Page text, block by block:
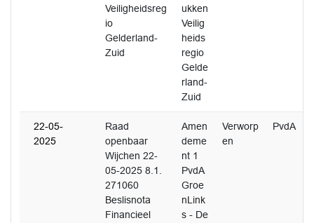
Veiligheidsreg
io
Gelderland-
Zuid
ukken
Veilig
heids
regio
Gelde
rland-
Zuid
22-05-
2025
Raad
openbaar
Wijchen 22-
05-2025 8.1.
271060
Beslisnota
Financieel
Amen
deme
nt 1
PvdA
Groe
nLink
s - De
Verworp
en
PvdA